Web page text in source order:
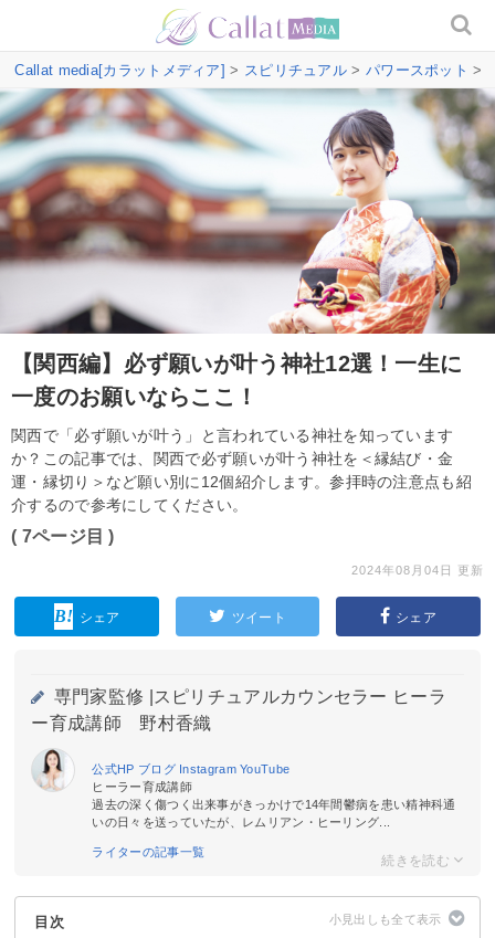
Callat media[カラットメディア] > スピリチュアル > パワースポット >
【関西編】必ず願いが叶う神社12選！一生に
一度のお願いならここ！
関西で「必ず願いが叶う」と言われている神社を知っています
か？この記事では、関西で必ず願いが叶う神社を＜縁結び・金
運・縁切り＞など願い別に12個紹介します。参拝時の注意点も紹
介するので参考にしてください。
( 7ページ目 )
2024年08月04日 更新
シェア ツイート シェア
専門家監修 |
スピリチュアルカウンセラー ヒーラ
ー育成講師 野村香織
公式HP ブログ InstagramYouTube
ヒーラー育成講師
過去の深く傷つく出来事がきっかけで14年間鬱病を患い精神科通
いの日々を送っていたが、レムリアン・ヒーリング...
ライターの記事一覧
目次